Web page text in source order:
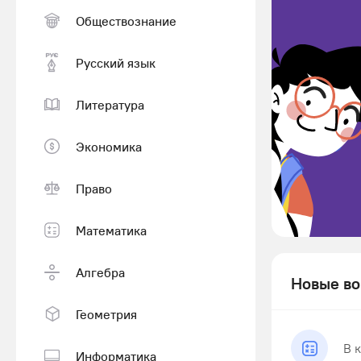
Обществознание
Русский язык
Литература
Экономика
Право
Математика
Алгебра
Геометрия
Информатика
Новые
В